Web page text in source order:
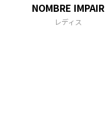
NOMBRE IMPAIR
レディス